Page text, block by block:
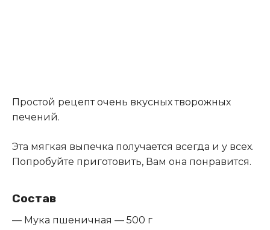
Простой рецепт очень вкусных творожных
печений.
Эта мягкая выпечка получается всегда и у всех.
Попробуйте приготовить, Вам она понравится.
Состав
— Мука пшеничная — 500 г